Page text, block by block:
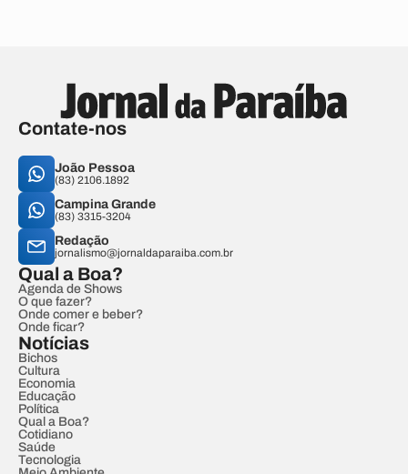
Contate-nos
João Pessoa
(83) 2106.1892
Campina Grande
(83) 3315-3204
Redação
jornalismo@jornaldaparaiba.com.br
Qual a Boa?
Agenda de Shows
O que fazer?
Onde comer e beber?
Onde ficar?
Notícias
Bichos
Cultura
Economia
Educação
Política
Qual a Boa?
Cotidiano
Saúde
Tecnologia